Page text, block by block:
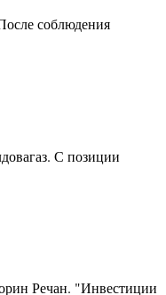
соблюдения
С позиции
Речан. "Инвестиции